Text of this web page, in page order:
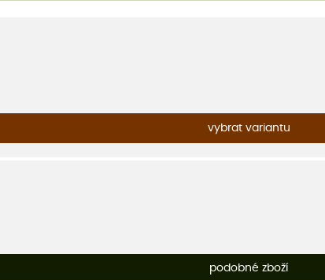
vybrat variantu
podobné zboží